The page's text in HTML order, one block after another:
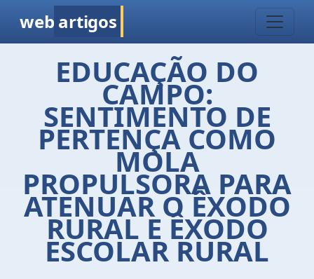
web artigos
EDUCAÇÃO DO
CAMPO:
SENTIMENTO DE
PERTENÇA COMO
MOLA
PROPULSORA PARA
ATENUAR O ÊXODO
RURAL E ÊXODO
ESCOLAR RURAL